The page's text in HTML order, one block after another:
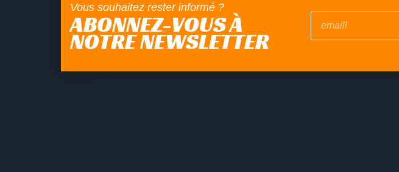
Vous souhaitez rester informé ?
ABONNEZ-VOUS À
NOTRE NEWSLETTER